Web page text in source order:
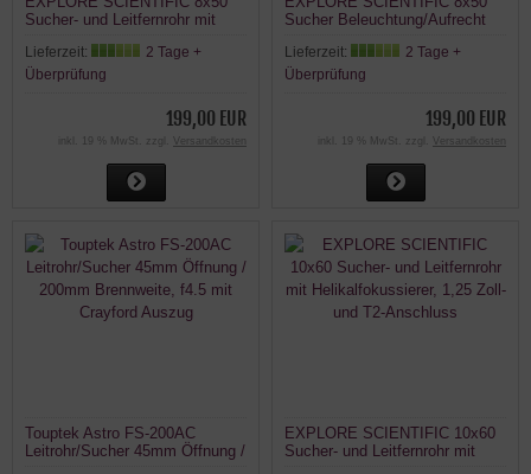
Sucher- und Leitfernrohr mit
und T2-Anschluss
Lieferzeit:
2 Tage +
Überprüfung
199,00 EUR
inkl. 19 % MwSt. zzgl. Versandkosten
Sucher Beleuchtung/Aufrecht
Lieferzeit:
2 Tage +
Überprüfung
199,00 EUR
inkl. 19 % MwSt. zzgl. Versandkosten
Touptek Astro FS-200AC
Leitrohr/Sucher 45mm Öffnung /
EXPLORE SCIENTIFIC 10x60
Sucher- und Leitfernrohr mit